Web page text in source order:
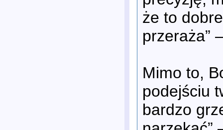
że to
przeraża”
Mimo to,
podejściu
bardzo